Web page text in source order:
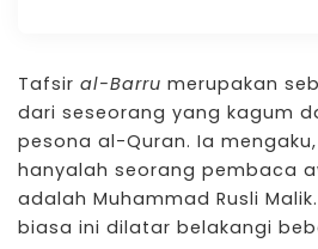
Tafsir al-Barru merupakan
dari seseorang yang kagum
pesona al-Quran. Ia
hanyalah seorang pembaca
adalah Muhammad Rusli
biasa ini dilatar belakangi